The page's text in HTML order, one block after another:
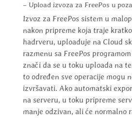
– Upload izvoza za FreePos u
Izvoz za FreePos sistem u
nakon pripreme koja traje
hadrveru, uploaduje na Cloud
razmenu sa FreePos
znači da se u toku uploada na
to određen sve operacije mogu
izvršavati. Ako automatski
na serveru, u toku pripreme
manje odzivan, ali će normalno